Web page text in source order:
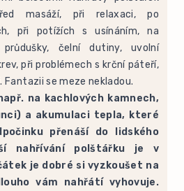
masáží, při relaxaci, po
při potížích s usínáním, na
čelní dutiny, uvolní
při problémech s krční páteří,
Fantazii se meze nekladou.
na kachlových kamnech,
a akumulaci tepla, které
přenáší do lidského
nahřívání polštářku je v
je dobré si vyzkoušet na
vám nahřátí vyhovuje.